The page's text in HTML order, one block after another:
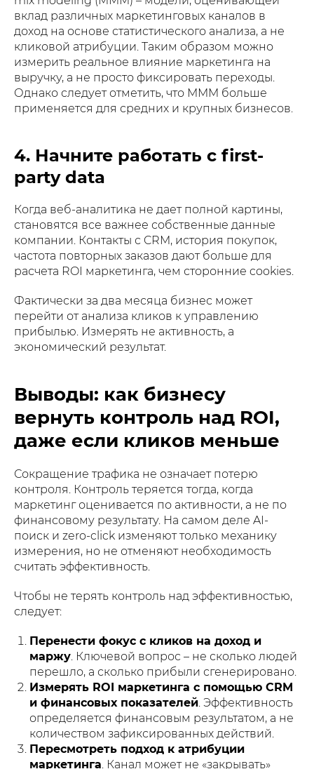
вклад различных маркетинговых каналов в
доход на основе статистического анализа, а не
кликовой атрибуции. Таким образом можно
измерить реальное влияние маркетинга на
выручку, а не просто фиксировать переходы.
Однако следует отметить, что MMM больше
применяется для средних и крупных бизнесов.
4. Начните работать с first-
party data
Когда веб-аналитика не дает полной картины,
становятся все важнее собственные данные
компании. Контакты с CRM, история покупок,
частота повторных заказов дают больше для
расчета ROI маркетинга, чем сторонние cookies.
Фактически за два месяца бизнес может
перейти от анализа кликов к управлению
прибылью. Измерять не активность, а
экономический результат.
Выводы: как бизнесу
вернуть контроль над ROI,
даже если кликов меньше
Сокращение трафика не означает потерю
контроля. Контроль теряется тогда, когда
маркетинг оценивается по активности, а не по
финансовому результату. На самом деле AI-
поиск и zero-click изменяют только механику
измерения, но не отменяют необходимость
считать эффективность.
Чтобы не терять контроль над эффективностью,
следует:
Перенести фокус с кликов на доход и
маржу. Ключевой вопрос – не сколько людей
перешло, а сколько прибыли сгенерировано.
Измерять ROI маркетинга с помощью CRM
и финансовых показателей. Эффективность
определяется финансовым результатом, а не
количеством зафиксированных действий.
Пересмотреть подход к атрибуции
маркетинга. Канал может не «закрывать»